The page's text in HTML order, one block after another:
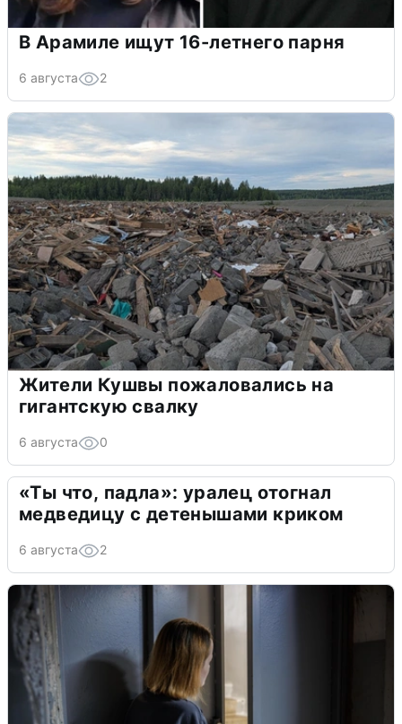
В Арамиле ищут 16-летнего парня
6 августа 2
Жители Кушвы пожаловались на
гигантскую свалку
6 августа 0
«Ты что, падла»: уралец отогнал
медведицу с детенышами криком
6 августа 2